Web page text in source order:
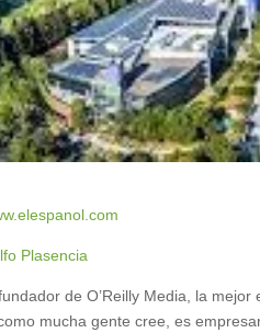
Plasencia
de O’Reilly Media, la
mucha gente cree, es